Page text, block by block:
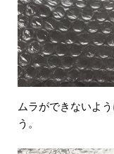
ムラができないよ
う。